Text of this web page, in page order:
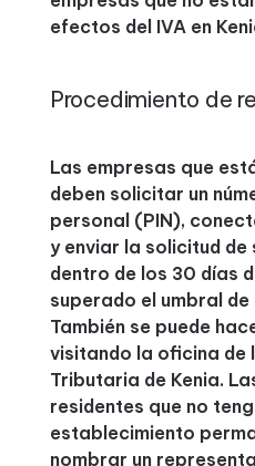
efectos del IVA en
Procedimiento de
Las empresas que
deben solicitar un
personal (PIN),
y enviar la solicitud de
dentro de los 30 días
superado el umbral
También se puede
visitando la oficina de
Tributaria de Kenia.
residentes que no
establecimiento
nombrar un